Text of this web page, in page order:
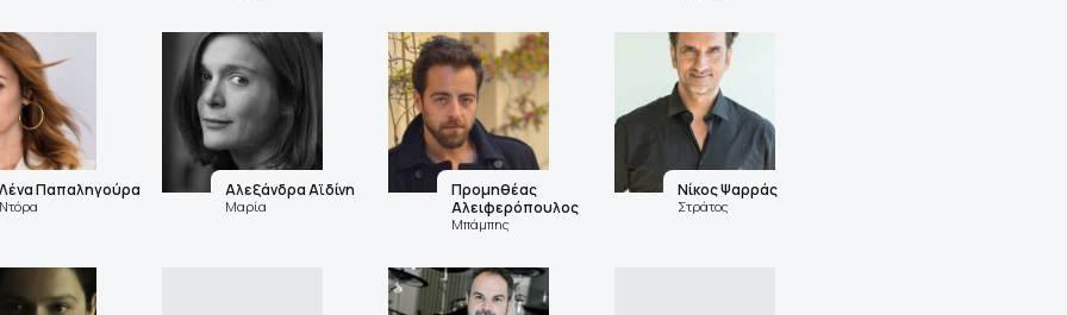
Λένα Παπαληγούρα
Ντόρα
Αλεξάνδρα Αϊδίνη
Μαρία
Προμηθέας
Αλειφερόπουλος
Μπάμπης
Νίκος Ψαρράς
Στράτος